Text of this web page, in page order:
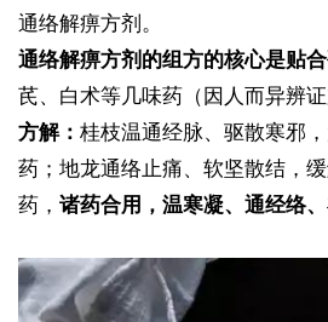
通络解痹方剂。
通络解痹方剂的组方的核心是贴
芪、白术等几味药（因人而异辨证
方解： 桂枝温通经脉、驱散寒邪
药；地龙通络止痛、软坚散结，
药， 诸药合用，温寒凝、通经络